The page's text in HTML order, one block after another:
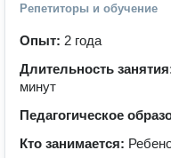
Репетиторы и обучение
Опыт: 2 года
Длительность
минут
Педагогическое
Кто занимается: